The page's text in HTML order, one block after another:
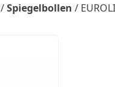
/Spiegelbollen /